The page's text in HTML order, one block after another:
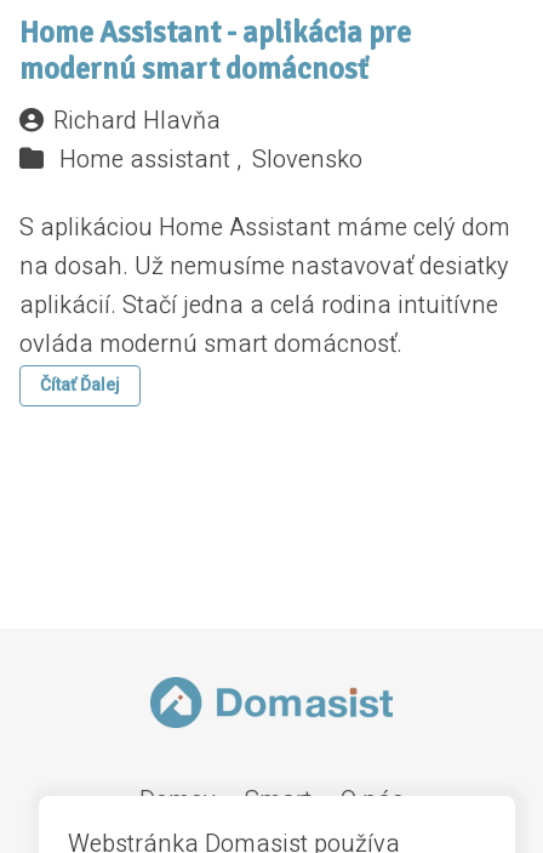
Home Assistant - aplikácia pre
modernú smart domácnosť
Richard Hlavňa
Home assistant , Slovensko
S aplikáciou Home Assistant máme celý dom
na dosah. Už nemusíme nastavovať desiatky
aplikácií. Stačí jedna a celá rodina intuitívne
ovláda modernú smart domácnosť.
Čítať Ďalej
Domov Smart
O nás
Webstránka Domasist používa